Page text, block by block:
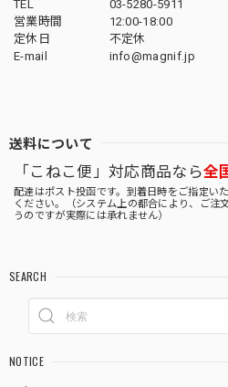
TEL
03-5280-5911
営業時間
12:00-18:00
定休日
不定休
E-mail
info@magnif.jp
送料について
「こねこ便」対応商品なら全
配達はポスト投函です。到着日時をご指定い
ください。（システム上の都合により、ご注
うのですが実際には承れません）
SEARCH
NOTICE